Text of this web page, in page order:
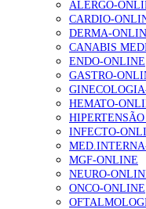
202
Alguns
família com
155
1.º Episódio
te na
99 visualizações
ALERGO-
CARDIO-
DERMA-
CANABIS
ENDO-ONLINE
GASTRO-
HEMATO-
INFECTO-
MGF-ONLINE
NEURO-
ONCO-ONLINE